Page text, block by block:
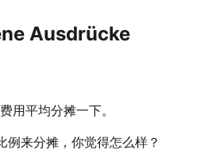
Ausdrücke
用平均分摊一下。
例来分摊，你觉得怎么样？